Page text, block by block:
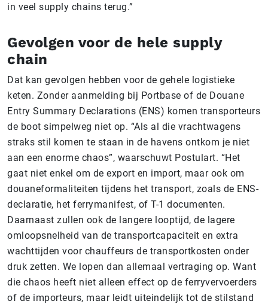
in veel supply chains terug.”
Gevolgen voor de hele supply
chain
Dat kan gevolgen hebben voor de gehele logistieke
keten. Zonder aanmelding bij Portbase of de Douane
Entry Summary Declarations (ENS) komen transporteurs
de boot simpelweg niet op. “Als al die vrachtwagens
straks stil komen te staan in de havens ontkom je niet
aan een enorme chaos”, waarschuwt Postulart. “Het
gaat niet enkel om de export en import, maar ook om
douaneformaliteiten tijdens het transport, zoals de ENS-
declaratie, het ferrymanifest, of T-1 documenten.
Daarnaast zullen ook de langere looptijd, de lagere
omloopsnelheid van de transportcapaciteit en extra
wachttijden voor chauffeurs de transportkosten onder
druk zetten. We lopen dan allemaal vertraging op. Want
die chaos heeft niet alleen effect op de ferryvervoerders
of de importeurs, maar leidt uiteindelijk tot de stilstand